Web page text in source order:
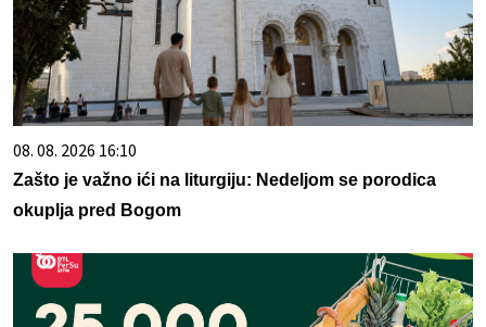
08. 08. 2026 16:10
Zašto je važno ići na liturgiju: Nedeljom se porodica
okuplja pred Bogom